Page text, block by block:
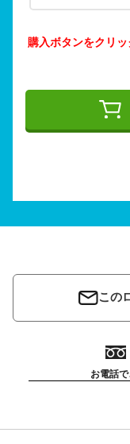
購入ボタンをクリ
この
お電話